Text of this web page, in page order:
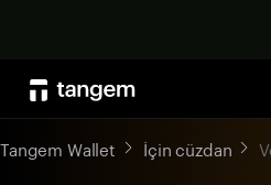
Tangem Wallet İçin cüzdan